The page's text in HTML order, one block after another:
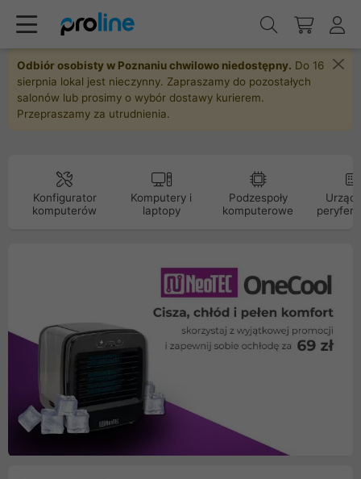
Odbiór osobisty w Poznaniu chwilowo niedostępny. Do 16
sierpnia lokal jest nieczynny. Zapraszamy do pozostałych
salonów lub prosimy o wybór dostawy kurierem.
Przepraszamy za utrudnienia.
Konfigurator
komputerów
Komputery i
laptopy
Podzespoły
komputerowe